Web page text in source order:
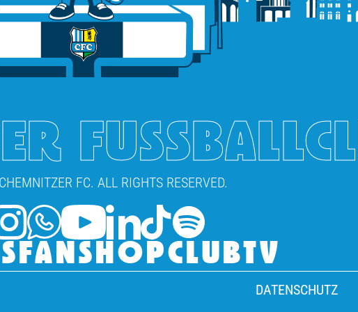
FC. ALL RIGHTS RESERVED.
FANSHOPCLUBTV
DATENSCHUTZ